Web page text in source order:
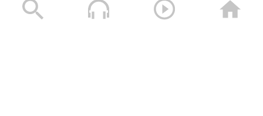
ميركافا تابعة لجيش العدو الإسرائيلي في محيط قلعة
الشقيف